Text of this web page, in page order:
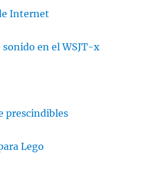
Internet
en el WSJT-x
prescindibles
Lego